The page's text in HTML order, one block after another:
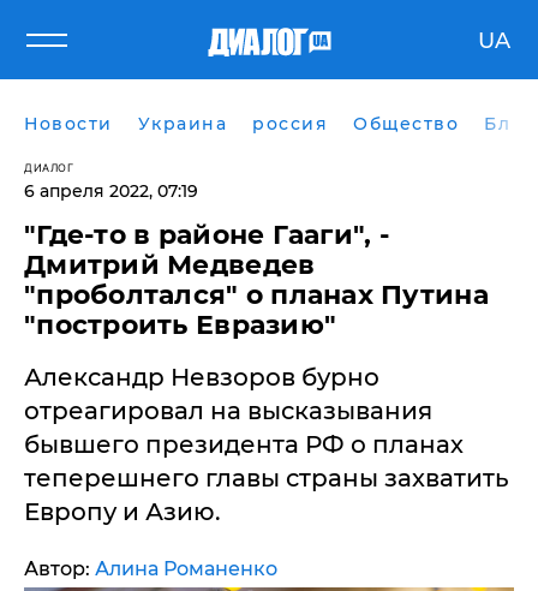
UA
Новости Украина россия Общество
ДИАЛОГ
6 апреля 2022, 07:19
"Где-то в районе Гааги", -
Дмитрий Медведев
"проболтался" о планах Путина
"построить Евразию"
Александр Невзоров бурно
отреагировал на высказывания
бывшего президента РФ о планах
теперешнего главы страны захватить
Европу и Азию.
Автор: Алина Романенко